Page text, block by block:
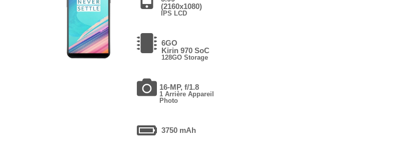
(2160x1080)
IPS LCD
6GO
Kirin 970 SoC
128GO Storage
16-MP, f/1.8
1 Arrière Appareil
Photo
3750 mAh